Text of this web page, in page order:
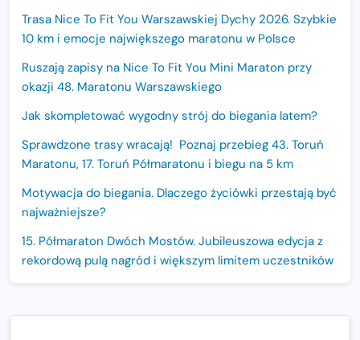
Trasa Nice To Fit You Warszawskiej Dychy 2026. Szybkie
10 km i emocje największego maratonu w Polsce
Ruszają zapisy na Nice To Fit You Mini Maraton przy
okazji 48. Maratonu Warszawskiego
Jak skompletować wygodny strój do biegania latem?
Sprawdzone trasy wracają! Poznaj przebieg 43. Toruń
Maratonu, 17. Toruń Półmaratonu i biegu na 5 km
Motywacja do biegania. Dlaczego życiówki przestają być
najważniejsze?
15. Półmaraton Dwóch Mostów. Jubileuszowa edycja z
rekordową pulą nagród i większym limitem uczestników